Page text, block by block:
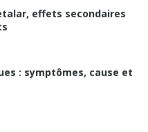
effets secondaires
: symptômes, cause et